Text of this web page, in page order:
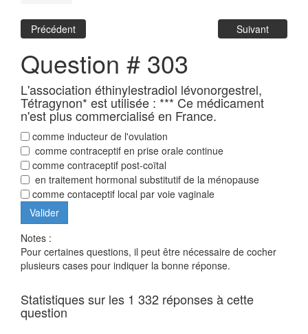
Précédent Suivant
Question # 303
L'association éthinylestradiol lévonorgestrel,
Tétragynon* est utilisée : *** Ce médicament
n'est plus commercialisé en France.
comme inducteur de l'ovulation
comme contraceptif en prise orale continue
comme contraceptif post-coïtal
en traitement hormonal substitutif de la ménopause
comme contaceptif local par voie vaginale
Notes :
Pour certaines questions, il peut être nécessaire de cocher
plusieurs cases pour indiquer la bonne réponse.
Statistiques sur les 1 332 réponses à cette
question